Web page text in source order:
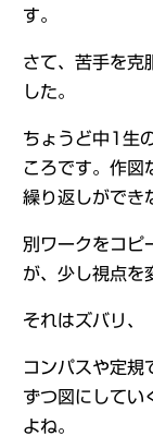
す。
さて、苦手を克
した。
ちょうど中1生
ころです。作図
繰り返しができ
別ワークをコピ
が、少し視点を
それはズバリ、
コンパスや定規
ずつ図にしてい
よね。